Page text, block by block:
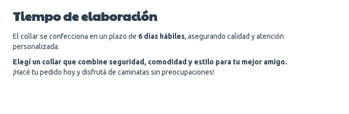
Tiempo de elaboración
El collar se confecciona en un plazo de 6 días hábiles, asegurando calidad y atención
personalizada.
Elegí un collar que combine seguridad, comodidad y estilo para tu mejor amigo.
¡Hacé tu pedido hoy y disfrutá de caminatas sin preocupaciones!